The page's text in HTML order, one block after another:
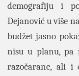
demografiju i
Dejanović u više
budžet jasno
nisu u planu, pa
razočarane, ali i